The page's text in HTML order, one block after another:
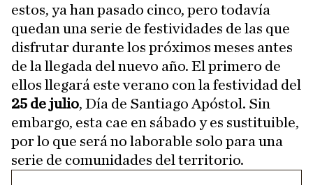
estos, ya han pasado cinco, pero todavía
quedan una serie de festividades de las que
disfrutar durante los próximos meses antes
de la llegada del nuevo año. El primero de
ellos llegará este verano con la festividad del
25 de julio, Día de Santiago Apóstol. Sin
embargo, esta cae en sábado y es sustituible,
por lo que será no laborable solo para una
serie de comunidades del territorio.